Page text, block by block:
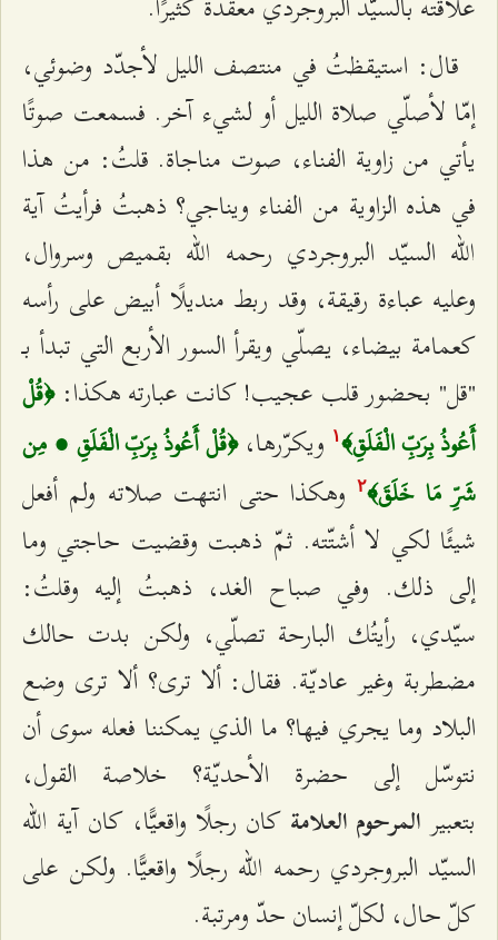
قال: استيقظتُ في منتصف الليل لأجدّد وضوئي،
إمّا لأصلّي صلاة الليل أو لشيء آخر. فسمعت صوتًا
يأتي من زاوية الفناء، صوت مناجاة. قلتُ: من هذا
في هذه الزاوية من الفناء ويناجي؟ ذهبتُ فرأيتُ آية
الله السيّد البروجردي رحمه الله بقميص وسروال،
وعليه عباءة رقيقة، وقد ربط منديلًا أبيض على رأسه
كعمامة بيضاء، يصلّي ويقرأ السور الأربع التي تبدأ بـ
"قل" بحضور قلب عجيب! كانت عبارته هكذا:﴿قُلْ
أَعُوذُ بِرَبِّ الْفَلَقِ﴾ ۱ ويكرّرها،
﴿قُلْ أَعُوذُ بِرَبِّ الْفَلَقِ ۱ مِن
شَرِّ مَا خَلَقَ﴾٢وهكذا حتى انتهت صلاته ولم أفعل
شيئًا لكي لا أشتّته. ثمّ ذهبت وقضيت حاجتي وما
إلى ذلك. وفي صباح الغد، ذهبتُ إليه وقلتُ:
سيّدي، رأيتُك البارحة تصلّي، ولكن بدت حالك
مضطربة وغير عاديّة. فقال: ألا ترى؟ ألا ترى وضع
البلاد وما يجري فيها؟ ما الذي يمكننا فعله سوى أن
نتوسّل إلى حضرة الأحديّة؟ خلاصة القول،
بتعبيرالمرحوم العلامة كان رجلًا واقعيًّا، كان آية الله
السيّد البروجردي رحمه الله رجلًا واقعيًّا. ولكن على
كلّ حال، لكلّ إنسان حدّ ومرتبة.